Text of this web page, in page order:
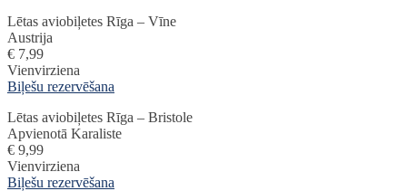
Lētas aviobiļetes Rīga – Vīne
Austrija
€ 7,99
Vienvirziena
Biļešu rezervēšana
Lētas aviobiļetes Rīga – Bristole
Apvienotā Karaliste
€ 9,99
Vienvirziena
Biļešu rezervēšana